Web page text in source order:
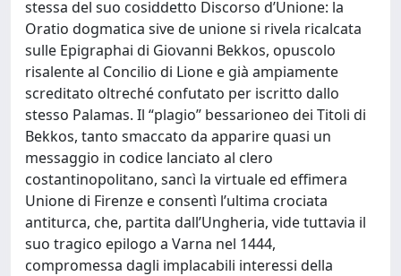
stessa del suo cosiddetto Discorso d’Unione: la
Oratio dogmatica sive de unione si rivela ricalcata
sulle Epigraphai di Giovanni Bekkos, opuscolo
risalente al Concilio di Lione e già ampiamente
screditato oltreché confutato per iscritto dallo
stesso Palamas. Il “plagio” bessarioneo dei Titoli di
Bekkos, tanto smaccato da apparire quasi un
messaggio in codice lanciato al clero
costantinopolitano, sancì la virtuale ed effimera
Unione di Firenze e consentì l’ultima crociata
antiturca, che, partita dall’Ungheria, vide tuttavia il
suo tragico epilogo a Varna nel 1444,
compromessa dagli implacabili interessi della